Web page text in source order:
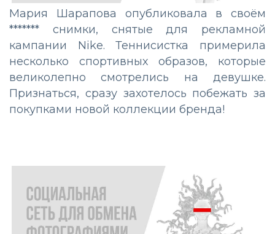
Мария Шарапова опубликовала в своём
******* снимки, снятые для рекламной
кампании Nike. Теннисистка примерила
несколько спортивных образов, которые
великолепно смотрелись на девушке.
Признаться, сразу захотелось побежать за
покупками новой коллекции бренда!